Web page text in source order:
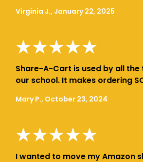
Virginia J., January 22, 2025
Share-A-Cart is used by all
our school. It makes ordering
Mary P., October 23, 2024
I wanted to move my Amazon